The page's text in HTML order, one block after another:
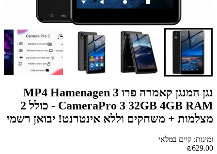
נגן המנגן קאמרה פרו 3 MP4 Hamenagen
CameraPro 3 32GB 4GB RAM - כולל 2
מצלמות + משחקים וללא אינטרנט! יבואן רשמי
זמינות: קיים במלאי
₪629.00